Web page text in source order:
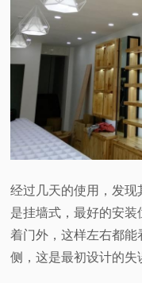
经过几天的使用，发现
是挂墙式，最好的安
着门外，这样左右都
侧，这是最初设计的失